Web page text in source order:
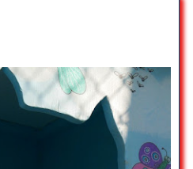
25 ans de
extrêmement bien
Je recommande
les tours en poney pour
notre fille a adoré!
l’engagement.